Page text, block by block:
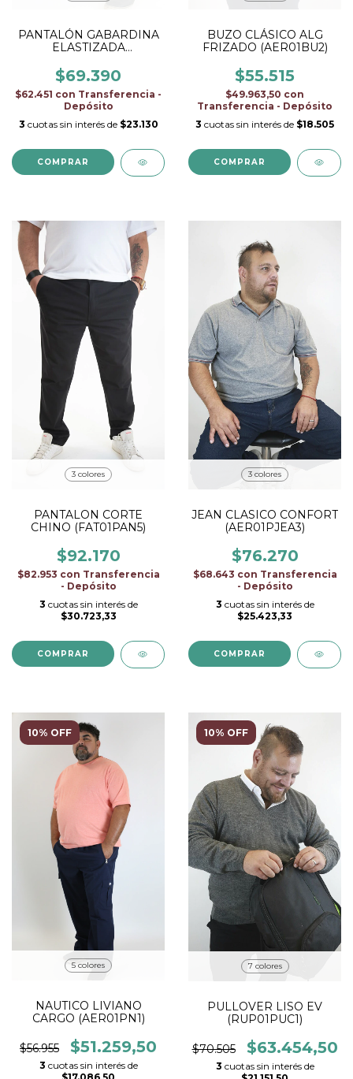
PANTALÓN GABARDINA
ELASTIZADA
$69.390
$62.451 con Transferencia -
Depósito
3 cuotas sin interés de $23.130
COMPRAR
BUZO CLÁSICO ALG
FRIZADO (AER01BU2)
$55.515
$49.963,50 con
Transferencia - Depósito
3 cuotas sin interés de $18.505
COMPRAR
3 colores
PANTALON CORTE
CHINO (FAT01PAN5)
$92.170
$82.953 con Transferencia
- Depósito
3 cuotas sin interés de
$30.723,33
COMPRAR
3 colores
JEAN CLASICO CONFORT
(AER01PJEA3)
$76.270
$68.643 con Transferencia
- Depósito
3 cuotas sin interés de
$25.423,33
COMPRAR
10% OFF
5 colores
NAUTICO LIVIANO
CARGO (AER01PN1)
$56.955 $51.259,50
3 cuotas sin interés de
10% OFF
7 colores
PULLOVER LISO EV
(RUP01PUC1)
$70.505 $63.454,50
3 cuotas sin interés de